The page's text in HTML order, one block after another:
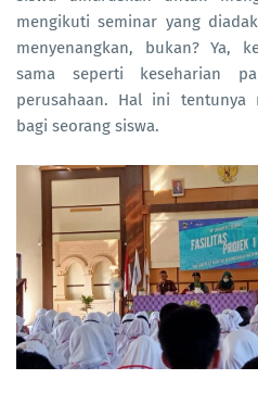
mengikuti seminar yang
menyenangkan, bukan? Ya,
sama seperti keseharian
perusahaan. Hal ini tentunya
bagi seorang siswa.